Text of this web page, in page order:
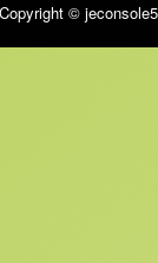
Copyright ©